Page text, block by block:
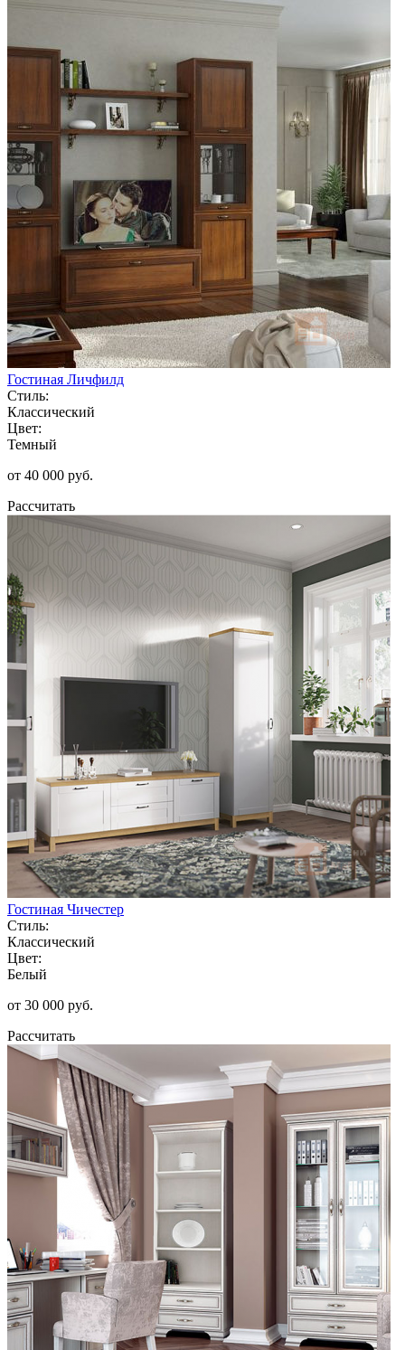
Гостиная Личфилд
Стиль:
Классический
Цвет:
Темный
от 40 000 руб.
Рассчитать
Гостиная Чичестер
Стиль:
Классический
Цвет:
Белый
от 30 000 руб.
Рассчитать